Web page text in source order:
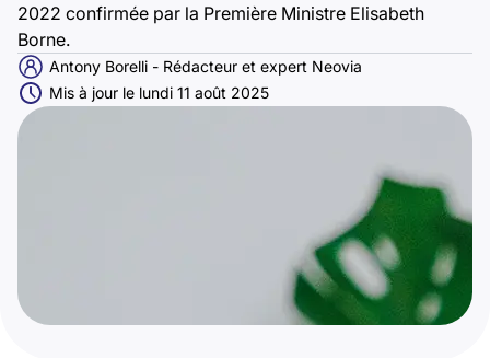
2022 confirmée par la Première Ministre Elisabeth
Borne.
Antony Borelli - Rédacteur et expert Neovia
Mis à jour le lundi 11 août 2025